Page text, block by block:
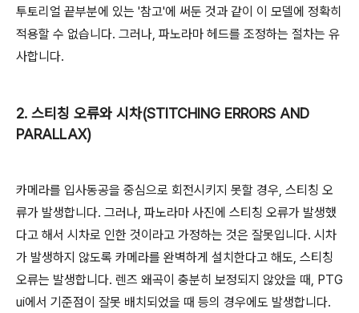
투토리얼 끝부분에 있는 '참고'에 써둔 것과 같이 이 모델에 정확히
적용할 수 없습니다. 그러나, 파노라마 헤드를 조정하는 절차는 유
사합니다.
2. 스티칭 오류와 시차(STITCHING ERRORS AND
PARALLAX)
카메라를 입사동공을 중심으로 회전시키지 못할 경우, 스티칭 오
류가 발생합니다. 그러나, 파노라마 사진에 스티칭 오류가 발생했
다고 해서 시차로 인한 것이라고 가정하는 것은 잘못입니다. 시차
가 발생하지 않도록 카메라를 완벽하게 설치한다고 해도, 스티칭
오류는 발생합니다. 렌즈 왜곡이 충분히 보정되지 않았을 때, PTG
ui에서 기준점이 잘못 배치되었을 때 등의 경우에도 발생합니다.